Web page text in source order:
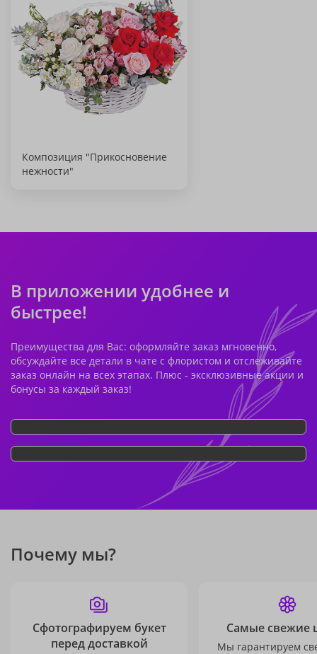
Композиция "Прикосновение
нежности"
В приложении удобнее и
быстрее!
Преимущества для Вас: оформляйте заказ мгновенно,
обсуждайте все детали в чате с флористом и отслеживайте
заказ онлайн на всех этапах. Плюс - эксклюзивные акции и
бонусы за каждый заказ!
Почему мы?
Сфотографируем букет
перед доставкой
Самые свежие
Мы гарантируем